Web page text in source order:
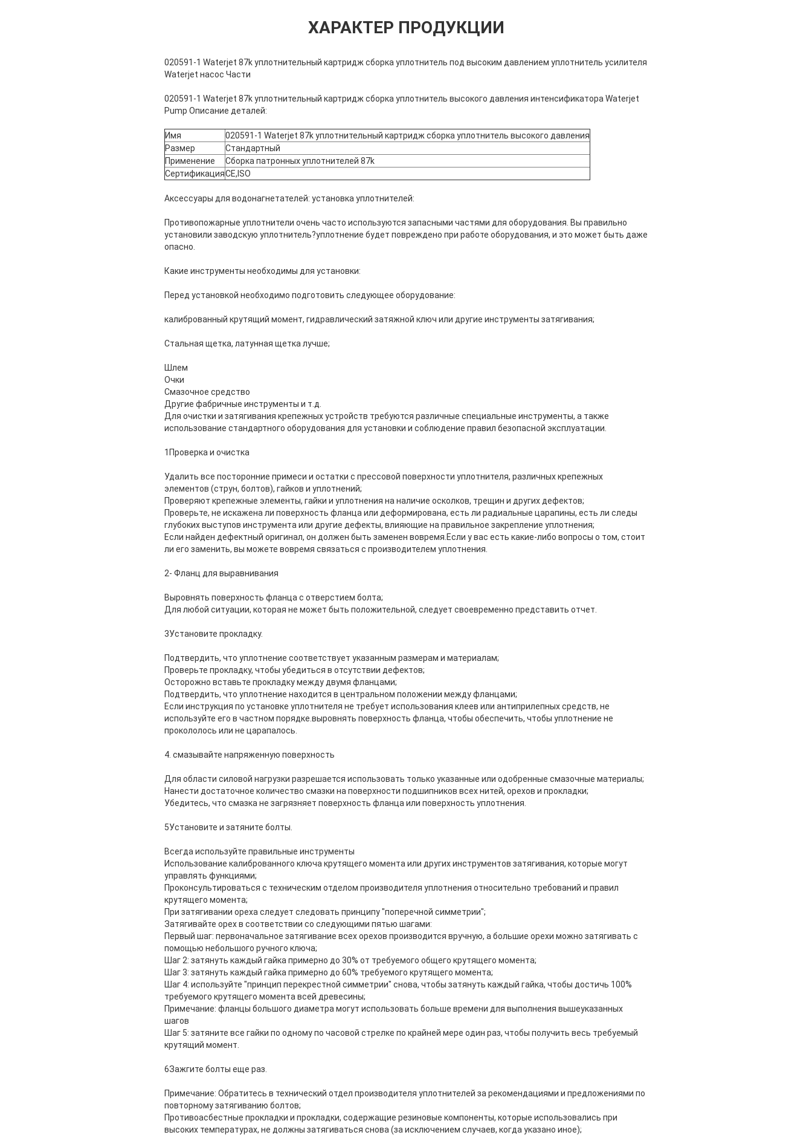
ХАРАКТЕР ПРОДУКЦИИ
020591-1 Waterjet 87k уплотнительный картридж сборка уплотнитель под высоким давлением уплотнитель усилителя
Waterjet насос Части
020591-1 Waterjet 87k уплотнительный картридж сборка уплотнитель высокого давления интенсификатора Waterjet
Pump Описание деталей:
Имя
020591-1 Waterjet 87k уплотнительный картридж сборка уплотнитель высокого давления
Размер
Стандартный
Применение
Сборка патронных уплотнителей 87k
СертификацияCE,ISO
Аксессуары для водонагнетателей: установка уплотнителей:
Противопожарные уплотнители очень часто используются запасными частями для оборудования. Вы правильно
установили заводскую уплотнитель?уплотнение будет повреждено при работе оборудования, и это может быть даже
опасно.
Какие инструменты необходимы для установки:
Перед установкой необходимо подготовить следующее оборудование:
калиброванный крутящий момент, гидравлический затяжной ключ или другие инструменты затягивания;
Стальная щетка, латунная щетка лучше;
Шлем
Очки
Смазочное средство
Другие фабричные инструменты и т.д.
Для очистки и затягивания крепежных устройств требуются различные специальные инструменты, а также
использование стандартного оборудования для установки и соблюдение правил безопасной эксплуатации.
1Проверка и очистка
Удалить все посторонние примеси и остатки с прессовой поверхности уплотнителя, различных крепежных
элементов (струн, болтов), гайков и уплотнений;
Проверяют крепежные элементы, гайки и уплотнения на наличие осколков, трещин и других дефектов;
Проверьте, не искажена ли поверхность фланца или деформирована, есть ли радиальные царапины, есть ли следы
глубоких выступов инструмента или другие дефекты, влияющие на правильное закрепление уплотнения;
Если найден дефектный оригинал, он должен быть заменен вовремя.Если у вас есть какие-либо вопросы о том, стоит
ли его заменить, вы можете вовремя связаться с производителем уплотнения.
2- Фланц для выравнивания
Выровнять поверхность фланца с отверстием болта;
Для любой ситуации, которая не может быть положительной, следует своевременно представить отчет.
3Установите прокладку.
Подтвердить, что уплотнение соответствует указанным размерам и материалам;
Проверьте прокладку, чтобы убедиться в отсутствии дефектов;
Осторожно вставьте прокладку между двумя фланцами;
Подтвердить, что уплотнение находится в центральном положении между фланцами;
Если инструкция по установке уплотнителя не требует использования клеев или антиприлепных средств, не
используйте его в частном порядке.выровнять поверхность фланца, чтобы обеспечить, чтобы уплотнение не
прокололось или не царапалось.
4. смазывайте напряженную поверхность
Для области силовой нагрузки разрешается использовать только указанные или одобренные смазочные материалы;
Нанести достаточное количество смазки на поверхности подшипников всех нитей, орехов и прокладки;
Убедитесь, что смазка не загрязняет поверхность фланца или поверхность уплотнения.
5Установите и затяните болты.
Всегда используйте правильные инструменты
Использование калиброванного ключа крутящего момента или других инструментов затягивания, которые могут
управлять функциями;
Проконсультироваться с техническим отделом производителя уплотнения относительно требований и правил
крутящего момента;
При затягивании ореха следует следовать принципу "поперечной симметрии";
Затягивайте орех в соответствии со следующими пятью шагами:
Первый шаг: первоначальное затягивание всех орехов производится вручную, а большие орехи можно затягивать с
помощью небольшого ручного ключа;
Шаг 2: затянуть каждый гайка примерно до 30% от требуемого общего крутящего момента;
Шаг 3: затянуть каждый гайка примерно до 60% требуемого крутящего момента;
Шаг 4: используйте "принцип перекрестной симметрии" снова, чтобы затянуть каждый гайка, чтобы достичь 100%
требуемого крутящего момента всей древесины;
Примечание: фланцы большого диаметра могут использовать больше времени для выполнения вышеуказанных
шагов
Шаг 5: затяните все гайки по одному по часовой стрелке по крайней мере один раз, чтобы получить весь требуемый
крутящий момент.
6Зажгите болты еще раз.
Примечание: Обратитесь в технический отдел производителя уплотнителей за рекомендациями и предложениями по
повторному затягиванию болтов;
Противоасбестные прокладки и прокладки, содержащие резиновые компоненты, которые использовались при
высоких температурах, не должны затягиваться снова (за исключением случаев, когда указано иное);